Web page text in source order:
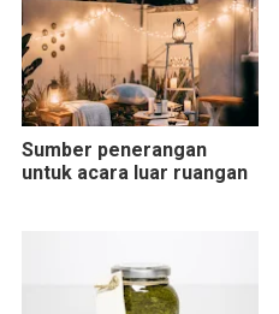
Sumber penerangan
untuk acara luar ruangan